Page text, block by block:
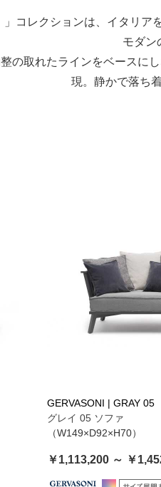
コレクションは、イタリ
モダン
の取れたラインをベースに
現。静かで落ち
GERVASONI | GRAY 05
グレイ 05 ソファ
（W149×D92×H70）
￥1,113,200 ～ ￥